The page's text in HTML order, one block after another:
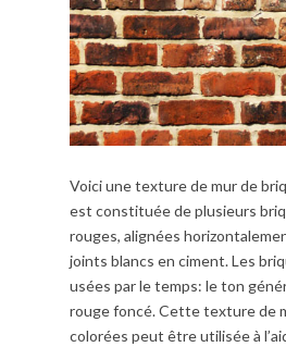
Voici une texture de mur de
est constituée de plusieurs
rouges, alignées
joints blancs en ciment. Les
usées par le temps: le ton
rouge foncé. Cette texture de
colorées peut être utilisée à